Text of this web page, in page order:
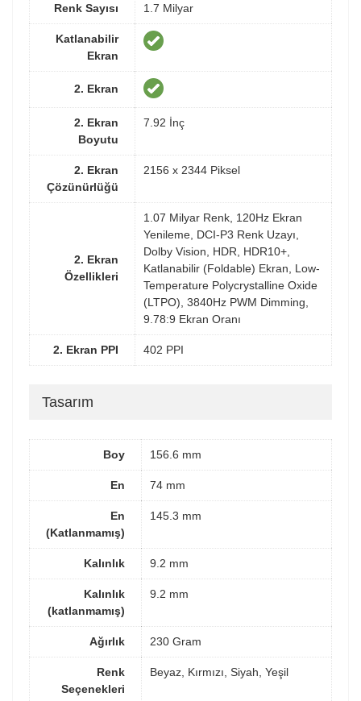
Renk Sayısı 1.7 Milyar
Katlanabilir
Ekran
2. Ekran
2. Ekran
Boyutu
7.92 İnç
2. Ekran
Çözünürlüğü
2156 x 2344 Piksel
2. Ekran
Özellikleri
1.07 Milyar Renk, 120Hz Ekran
Yenileme, DCI-P3 Renk Uzayı,
Dolby Vision, HDR, HDR10+,
Katlanabilir (Foldable) Ekran, Low-
Temperature Polycrystalline Oxide
(LTPO), 3840Hz PWM Dimming,
9.78:9 Ekran Oranı
2. Ekran PPI 402 PPI
Tasarım
Boy 156.6 mm
En 74 mm
En
(Katlanmamış)
145.3 mm
Kalınlık 9.2 mm
Kalınlık
(katlanmamış)
9.2 mm
Ağırlık 230 Gram
Renk
Seçenekleri
Beyaz, Kırmızı, Siyah, Yeşil